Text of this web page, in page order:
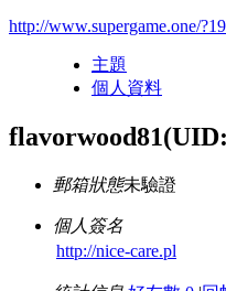
http://www.supergame.one/
主題
個人資料
flavorwood81
郵箱狀態未驗證
個人簽名
http://nice-care.pl